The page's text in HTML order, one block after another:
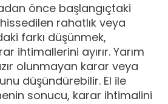
önce başlangıçtaki
rahatlık veya
farkı düşünmek,
ihtimallerini ayırır. Yarım
olunmayan karar veya
düşündürebilir. El ile
sonucu, karar ihtimalini